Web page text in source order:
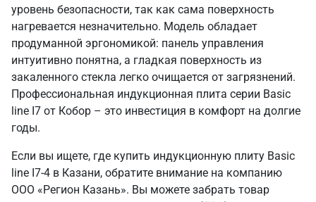
уровень безопасности, так как сама поверхность
нагревается незначительно. Модель обладает
продуманной эргономикой: панель управления
интуитивно понятна, а гладкая поверхность из
закаленного стекла легко очищается от загрязнений.
Профессиональная индукционная плита серии Basic
line I7 от Кобор – это инвестиция в комфорт на долгие
годы.
Если вы ищете, где купить индукционную плиту Basic
line I7-4 в Казани, обратите внимание на компанию
ООО «Регион Казань». Вы можете забрать товар